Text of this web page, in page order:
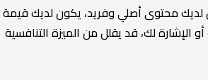
لديك محتوى أصلي وفريد، يكون لديك قيمة
لك، قد يقلل من الميزة التنافسية